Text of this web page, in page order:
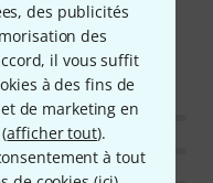
des publicités
des
il vous suffit
à des fins de
de marketing en
afficher tout).
à tout
défectueux